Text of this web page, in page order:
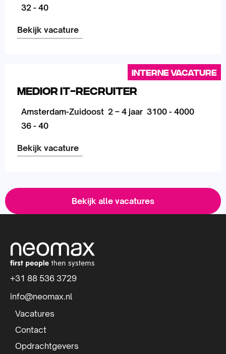
32 - 40
Bekijk vacature
Medior IT-Recruiter
Amsterdam-Zuidoost 2 – 4 jaar 3100 - 4000
36 - 40
Bekijk vacature
Interne vacature
meer
over
Bekijk alle vacatures
S
t
e
o
+31 88 536 3729
info@neomax.nl
Vacatures
Contact
Opdrachtgevers